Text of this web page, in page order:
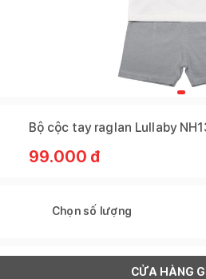
Bộ cộc tay raglan Lullaby
99.000 đ
Chọn số lượng
CỬA HÀNG